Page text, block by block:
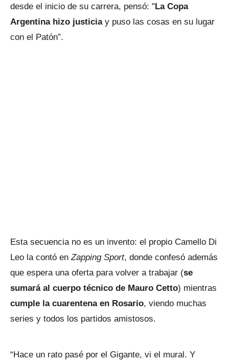
desde el inicio de su carrera, pensó: "La Copa
Argentina hizo justicia y puso las cosas en su lugar
con el Patón”.
Esta secuencia no es un invento: el propio Camello Di
Leo la contó enZapping Sport, donde confesó además
que espera una oferta para volver a trabajar (se
sumará al cuerpo técnico de Mauro Cetto) mientras
cumple la cuarentena en Rosario, viendo muchas
series y todos los partidos amistosos.
“Hace un rato pasé por el Gigante, vi el mural. Y